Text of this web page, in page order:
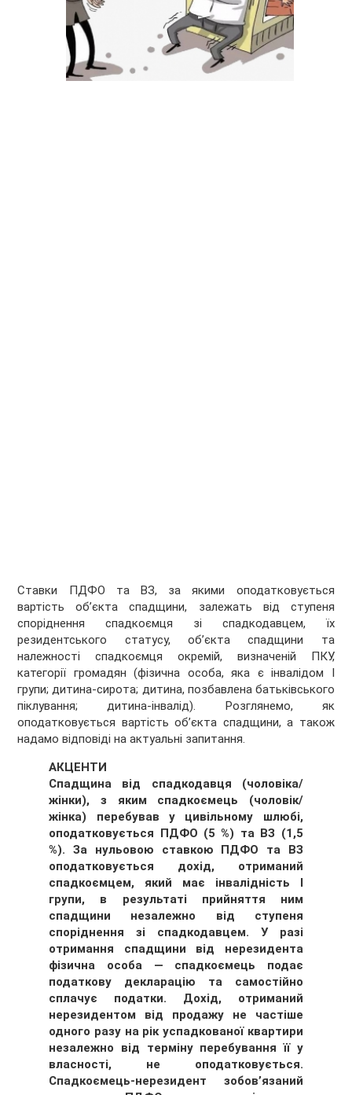
Ставки ПДФО та ВЗ, за якими оподатковується
вартість об’єкта спадщини, залежать від ступеня
споріднення спадкоємця зі спадкодавцем, їх
резидентського статусу, об’єкта спадщини та
належності спадкоємця окремій, визначеній ПКУ,
категорії громадян (фізична особа, яка є інвалідом І
групи; дитина-сирота; дитина, позбавлена батьківського
піклування; дитина-інвалід). Розглянемо, як
оподатковується вартість об’єкта спадщини, а також
надамо відповіді на актуальні запитання.
АКЦЕНТИ
Спадщина від спадкодавця (чоловіка/
жінки), з яким спадкоємець (чоловік/
жінка) перебував у цивільному шлюбі,
оподатковується ПДФО (5 %) та ВЗ (1,5
%). За нульовою ставкою ПДФО та ВЗ
оподатковується дохід, отриманий
спадкоємцем, який має інвалідність І
групи, в результаті прийняття ним
спадщини незалежно від ступеня
споріднення зі спадкодавцем. У разі
отримання спадщини від нерезидента
фізична особа — спадкоємець подає
податкову декларацію та самостійно
сплачує податки. Дохід, отриманий
нерезидентом від продажу не частіше
одного разу на рік успадкованої квартири
незалежно від терміну перебування її у
власності, не оподатковується.
Спадкоємець-нерезидент зобов’язаний